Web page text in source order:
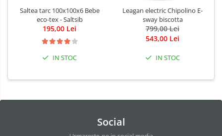
Saltea tarc 100x100x6 Bebe
eco-tex - Saltsib
195,00 Lei
IN STOC
Leagan electric Chipolino E-
sway biscotta
799,00 Lei
543,00 Lei
IN STOC
Social